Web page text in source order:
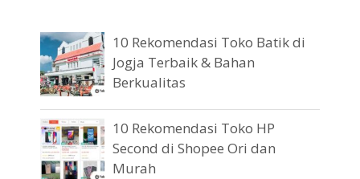
10 Rekomendasi Toko Batik di
Jogja Terbaik & Bahan
Berkualitas
10 Rekomendasi Toko HP
Second di Shopee Ori dan
Murah